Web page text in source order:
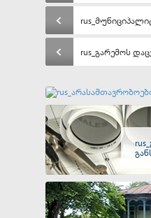
rus_გარემოს